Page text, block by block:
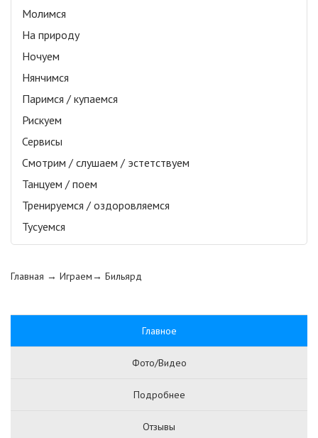
Молимся
На природу
Ночуем
Нянчимся
Паримся / купаемся
Рискуем
Сервисы
Смотрим / слушаем / эстетствуем
Танцуем / поем
Тренируемся / оздоровляемся
Тусуемся
Главная → Играем→ Бильярд
Главное
Фото/Видео
Подробнее
Отзывы